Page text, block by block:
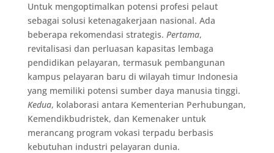
Untuk mengoptimalkan potensi profesi pelaut
sebagai solusi ketenagakerjaan nasional. Ada
beberapa rekomendasi strategis. Pertama,
revitalisasi dan perluasan kapasitas lembaga
pendidikan pelayaran, termasuk pembangunan
kampus pelayaran baru di wilayah timur Indonesia
yang memiliki potensi sumber daya manusia tinggi.
Kedua, kolaborasi antara Kementerian Perhubungan,
Kemendikbudristek, dan Kemenaker untuk
merancang program vokasi terpadu berbasis
kebutuhan industri pelayaran dunia.